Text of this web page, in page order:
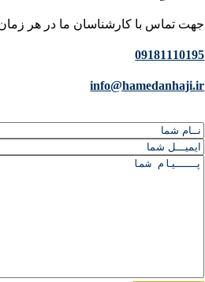
جهت تماس با کارشناسان ما در هر
09181110195
info@hamedanhaji.ir